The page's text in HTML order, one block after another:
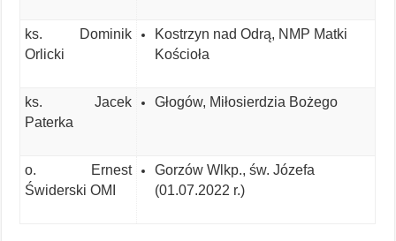
ks. Dominik
Orlicki
Kostrzyn nad Odrą, NMP Matki
Kościoła
ks. Jacek
Paterka
Głogów, Miłosierdzia Bożego
o. Ernest
Świderski OMI
Gorzów Wlkp., św. Józefa
(01.07.2022 r.)